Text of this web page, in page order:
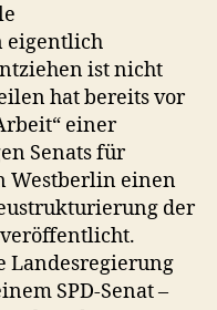
eigentlich
ist nicht
hat bereits vor
einer
Senats für
Westberlin einen
der
Landesregierung
SPD-Senat –